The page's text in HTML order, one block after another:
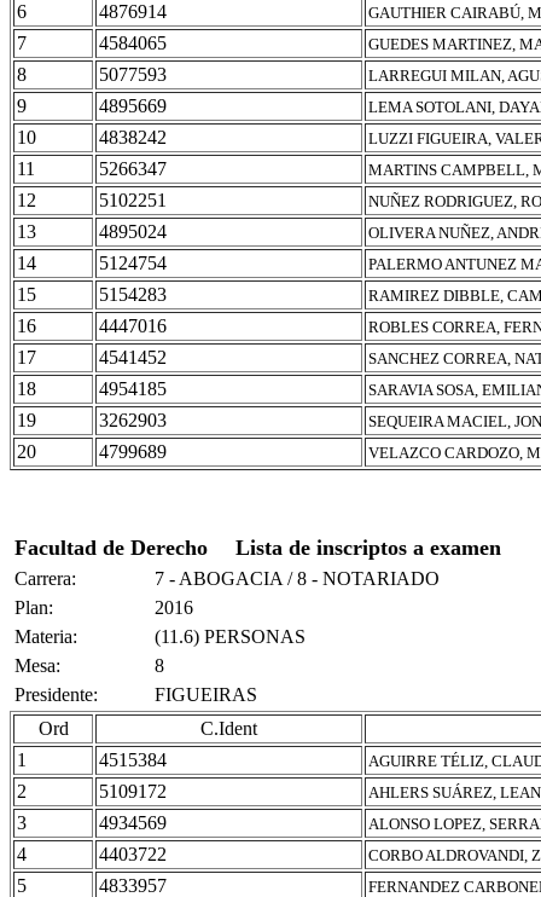
6 4876914 GAUTHIER CAIRABÚ,
7 4584065 GUEDES MARTINEZ,
8 5077593 LARREGUI MILAN,
9 4895669 LEMA SOTOLANI,
10 4838242 LUZZI FIGUEIRA,
11 5266347 MARTINS CAMPBELL,
12 5102251 NUÑEZ RODRIGUEZ,
13 4895024 OLIVERA NUÑEZ,
14 5124754 PALERMO ANTUNEZ
15 5154283 RAMIREZ DIBBLE,
16 4447016 ROBLES CORREA,
17 4541452 SANCHEZ CORREA,
18 4954185 SARAVIA SOSA,
19 3262903 SEQUEIRA MACIEL,
20 4799689 VELAZCO CARDOZO,
Facultad de Derecho Lista de inscriptos a examen
Carrera:
7 - ABOGACIA / 8 - NOTARIADO
Plan:
2016
Materia:
(11.6) PERSONAS
Mesa:
8
Presidente:
FIGUEIRAS
Ord
C.Ident
1
4515384 AGUIRRE TÉLIZ,
2 5109172 AHLERS SUÁREZ,
3 4934569 ALONSO LOPEZ,
4 4403722 CORBO ALDROVANDI,
5 4833957 FERNANDEZ